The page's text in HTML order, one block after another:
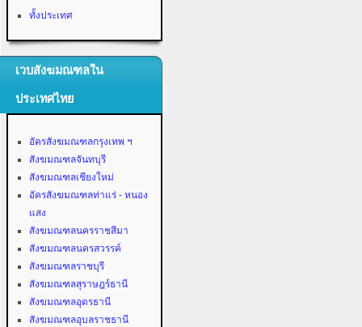
ทั้งประเทศ
เวบสังฆมณฑลใน
ประเทศไทย
อัครสังฆมณฑลกรุงเทพ ฯ
สังฆมณฑลจันทบุรี
สังฆมณฑลเชียงใหม่
อัครสังฆมณฑลท่าแร่ - หนอง
แสง
สังฆมณฑลนครราชสีมา
สังฆมณฑลนครสวรรค์
สังฆมณฑลราชบุรี
สังฆมณฑลสุราษฎร์ธานี
สังฆมณฑลอุดรธานี
สังฆมณฑลอุบลราชธานี